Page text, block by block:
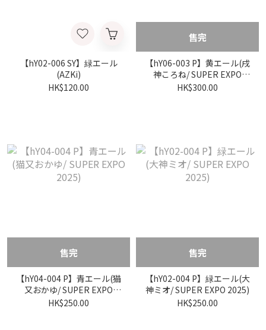
【hY02-006 SY】緑エール
(AZKi)
HK$120.00
售完
【hY06-003 P】黄エール(戌
神ころね/ SUPER EXPO
2025)
HK$300.00
售完
【hY04-004 P】青エール(猫
又おかゆ/ SUPER EXPO
2025)
HK$250.00
售完
【hY02-004 P】緑エール(大
神ミオ/ SUPER EXPO 2025)
HK$250.00